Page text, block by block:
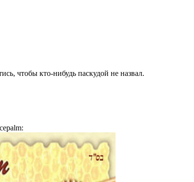
чтобы кто-нибудь паскудой не назвал.